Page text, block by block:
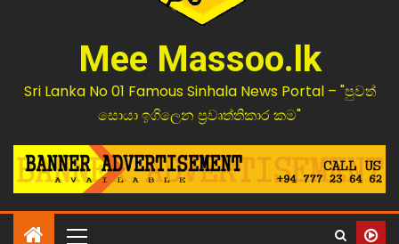
Mee Massoo.lk
Sri Lanka No 01 Famous Sinhala News Portal – "පුවත්
සොයා ඉගිලෙන ප්‍රවෘත්තිකාර කම"